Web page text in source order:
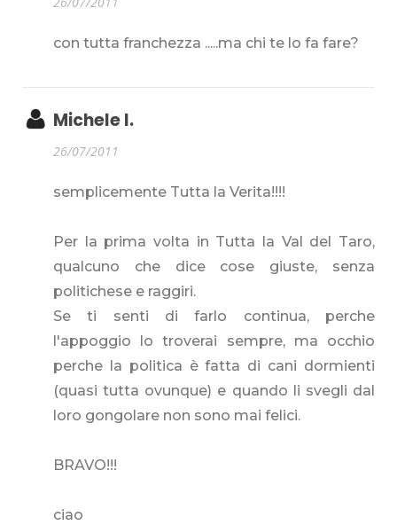
con tutta franchezza .....ma chi te lo fa fare?
Michele I.
26/07/2011
semplicemente Tutta la Verita!!!!
Per la prima volta in Tutta la Val del Taro,
qualcuno che dice cose giuste, senza
politichese e raggiri.
Se ti senti di farlo continua, perche
l'appoggio lo troverai sempre, ma occhio
perche la politica è fatta di cani dormienti
(quasi tutta ovunque) e quando li svegli dal
loro gongolare non sono mai felici.
BRAVO!!!
ciao